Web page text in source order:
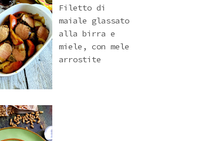
Filetto di
maiale glassato
alla birra e
miele, con mele
arrostite